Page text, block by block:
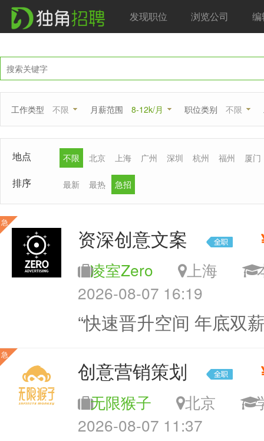
发现职位 浏览公司 编
工作类型 不限 月薪范围 8-12k/月 职位类别 不限
地点 不限 北京 上海 广州 深圳 杭州 福州 厦门
排序 最新 最热 急招
急
资深创意文案
凌室Zero 上海
2026-08-07 16:19
“快速晋升空间 年底双
急
创意营销策划
无限猴子 北京
2026-08-07 11:37